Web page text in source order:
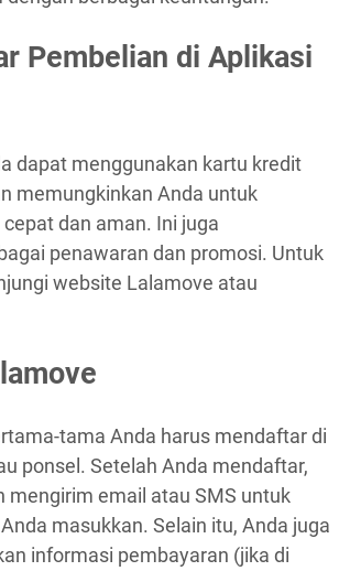
Pembelian di Aplikasi
dapat menggunakan kartu kredit
memungkinkan Anda untuk
dan aman. Ini juga
penawaran dan promosi. Untuk
website Lalamove atau
tama Anda harus mendaftar di
ponsel. Setelah Anda mendaftar,
mengirim email atau SMS untuk
masukkan. Selain itu, Anda juga
informasi pembayaran (jika di